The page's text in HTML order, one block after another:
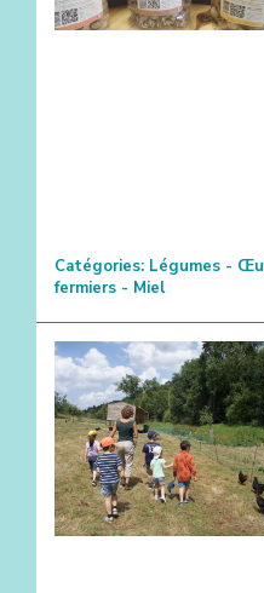
Catégories: Légumes -
fermiers - Miel